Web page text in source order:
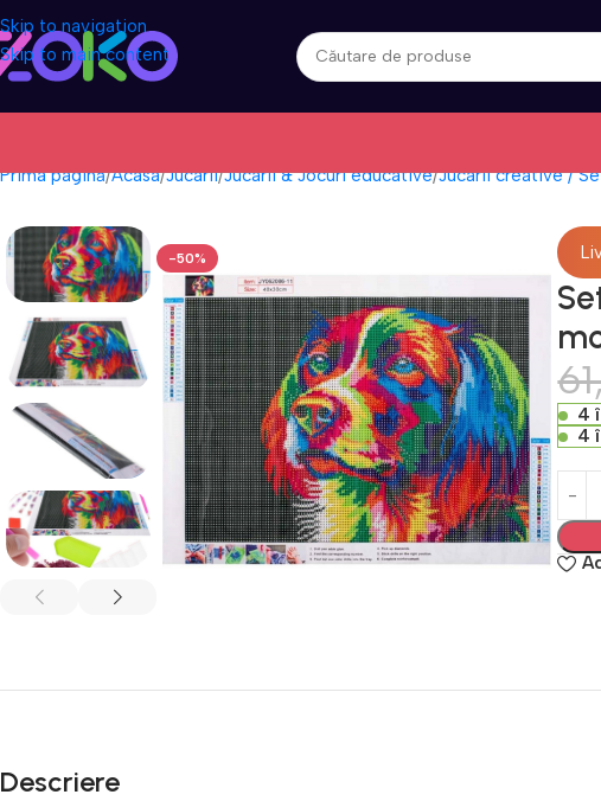
Skip to navigation
Skip to main content
Prima pagină Acasa Jucarii Jucarii & Jocuri educative Jucarii creative /
-50%
4
4
Descriere